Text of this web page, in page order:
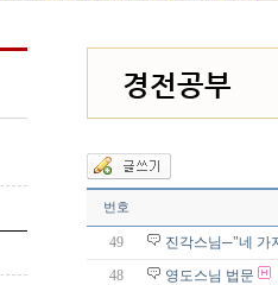
경전공부
번호
49
진각스님─"네 가
48
영도스님 법문